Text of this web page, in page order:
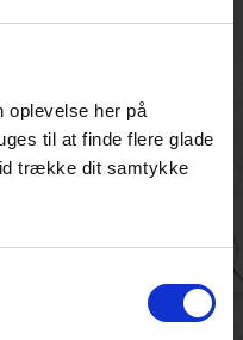
oplevelse her på
til at finde flere glade
trække dit samtykke